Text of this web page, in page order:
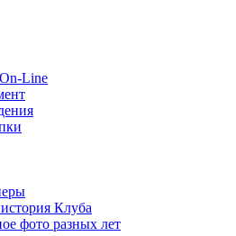
Line
Клуба
фото разных лет